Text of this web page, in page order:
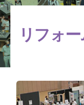
リフォ